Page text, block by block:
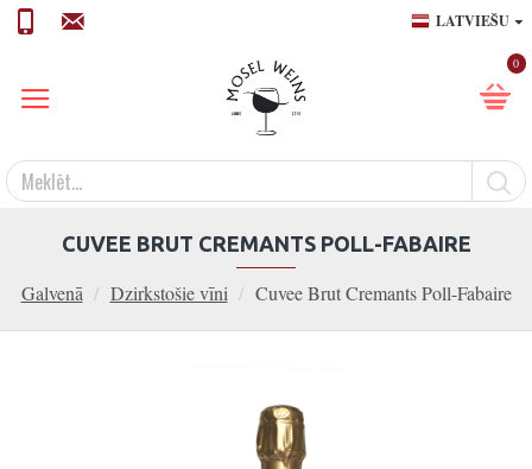
LATVIEŠU
0
Galvenā Dzirkstošie vīni Cuvee Brut Cremants Poll-Fabaire
CUVEE BRUT CREMANTS POLL-FABAIRE